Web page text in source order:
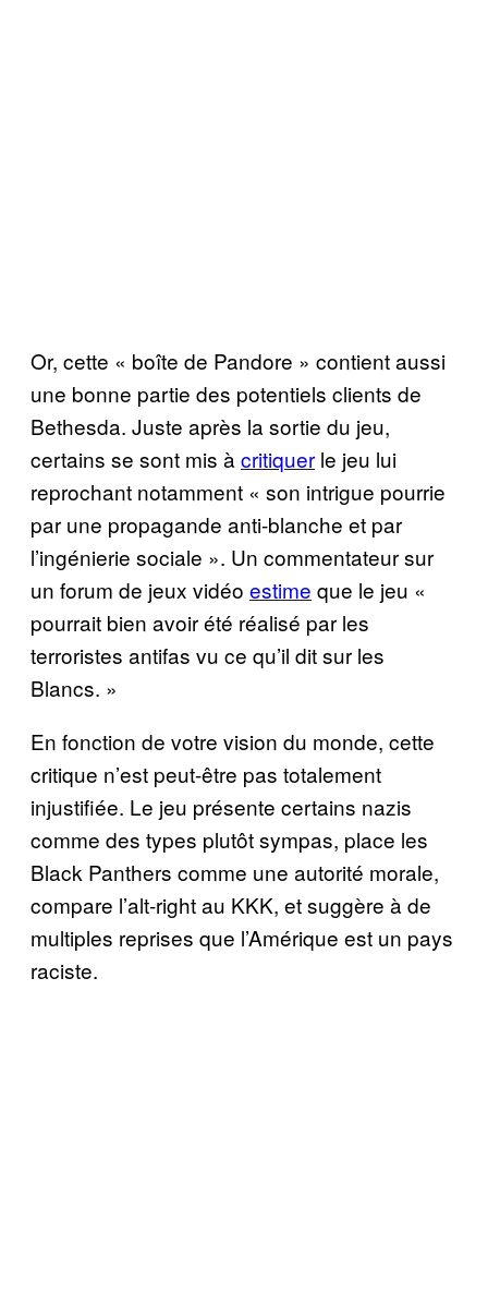
Or, cette « boîte de Pandore » contient aussi
une bonne partie des potentiels clients de
Bethesda. Juste après la sortie du jeu,
certains se sont mis à critiquer le jeu lui
reprochant notamment « son intrigue pourrie
par une propagande anti-blanche et par
l’ingénierie sociale ». Un commentateur sur
un forum de jeux vidéo estime que le jeu «
pourrait bien avoir été réalisé par les
terroristes antifas vu ce qu’il dit sur les
Blancs. »
En fonction de votre vision du monde, cette
critique n’est peut-être pas totalement
injustifiée. Le jeu présente certains nazis
comme des types plutôt sympas, place les
Black Panthers comme une autorité morale,
compare l’alt-right au KKK, et suggère à de
multiples reprises que l’Amérique est un pays
raciste.